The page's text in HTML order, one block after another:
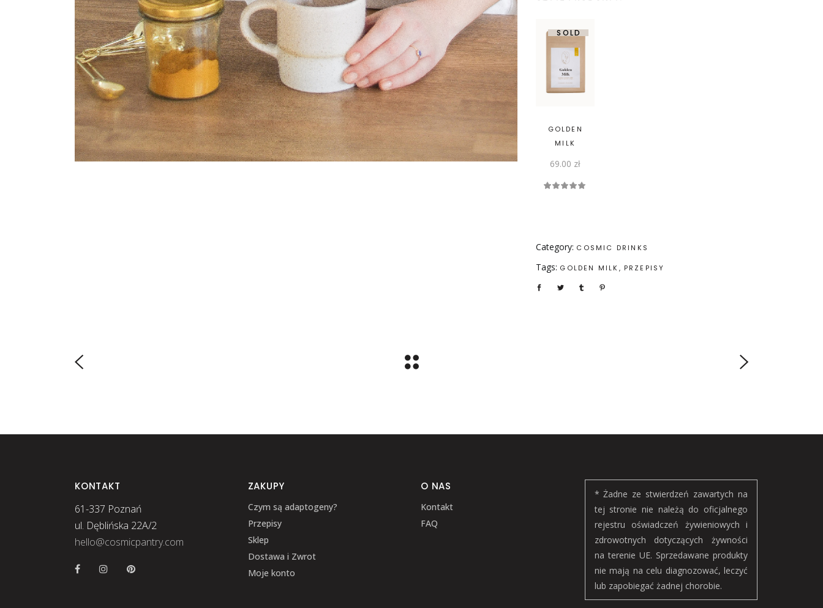
SOLD
GOLDEN
MILK
69.00 zł
Category: COSMIC DRINKS
Tags: GOLDEN MILK PRZEPISY
KONTAKT
61-337 Poznań
ul. Dęblińska 22A/2
hello@cosmicpantry.com
ZAKUPY
Czym są adaptogeny?
Przepisy
Sklep
Dostawa i Zwrot
Moje konto
O NAS
Kontakt
FAQ
* Żadne ze stwierdzeń zawartych na
tej stronie nie należą do oficjalnego
rejestru oświadczeń żywieniowych i
zdrowotnych dotyczących żywności
na terenie UE. Sprzedawane produkty
nie mają na celu diagnozować, leczyć
lub zapobiegać żadnej chorobie.